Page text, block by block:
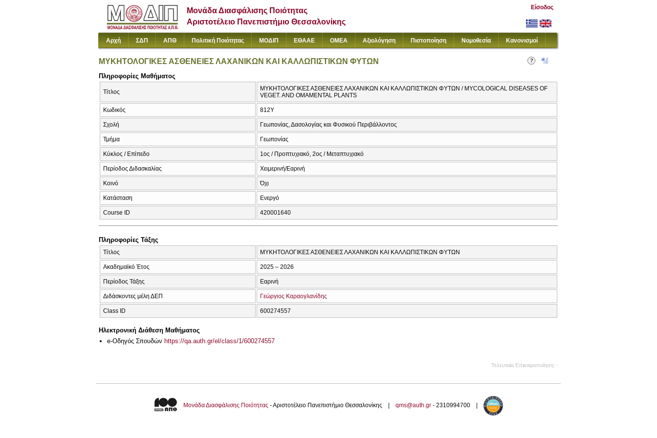
Μονάδα Διασφάλισης Ποιότητας
Αριστοτέλειο Πανεπιστήμιο Θεσσαλονίκης
Είσοδος
Αρχή ΣΔΠ ΑΠΘ Πολιτική Ποιότητας ΜΟΔΙΠ ΕΘΑΑΕ ΟΜΕΑ Αξιολόγηση Πιστοποίηση Νομοθεσία Κανονισμοί
ΜΥΚΗΤΟΛΟΓΙΚΕΣ ΑΣΘΕΝΕΙΕΣ ΛΑΧΑΝΙΚΩΝ ΚΑΙ ΚΑΛΛΩΠΙΣΤΙΚΩΝ ΦΥΤΩΝ
Πληροφορίες Μαθήματος
Τίτλος
ΜΥΚΗΤΟΛΟΓΙΚΕΣ ΑΣΘΕΝΕΙΕΣ ΛΑΧΑΝΙΚΩΝ ΚΑΙ ΚΑΛΛΩΠΙΣΤΙΚΩΝ ΦΥΤΩΝ / MYCOLOGICAL DISEASES OF
VEGET. AND OMAMENTAL PLANTS
Κωδικός 812Υ
Σχολή Γεωπονίας, Δασολογίας και Φυσικού Περιβάλλοντος
Τμήμα Γεωπονίας
Κύκλος / Επίπεδο 1ος / Προπτυχιακό, 2ος / Μεταπτυχιακό
Περίοδος Διδασκαλίας Χειμερινή/Εαρινή
Κοινό Όχι
Κατάσταση Ενεργό
Course ID 420001640
Πληροφορίες Τάξης
Τίτλος ΜΥΚΗΤΟΛΟΓΙΚΕΣ ΑΣΘΕΝΕΙΕΣ ΛΑΧΑΝΙΚΩΝ ΚΑΙ ΚΑΛΛΩΠΙΣΤΙΚΩΝ ΦΥΤΩΝ
Ακαδημαϊκό Έτος 2025 – 2026
Περίοδος Τάξης Εαρινή
Διδάσκοντες μέλη ΔΕΠ Γεώργιος Καραογλανίδης
Class ID 600274557
Ηλεκτρονική Διάθεση Μαθήματος
e-Οδηγός Σπουδών https://qa.auth.gr/el/class/1/600274557
Τελευταία Επικαιροποίηση -
Μονάδα Διασφάλισης Ποιότητας - Αριστοτέλειο Πανεπιστήμιο Θεσσαλονίκης | qms@auth.gr - 2310994700 |